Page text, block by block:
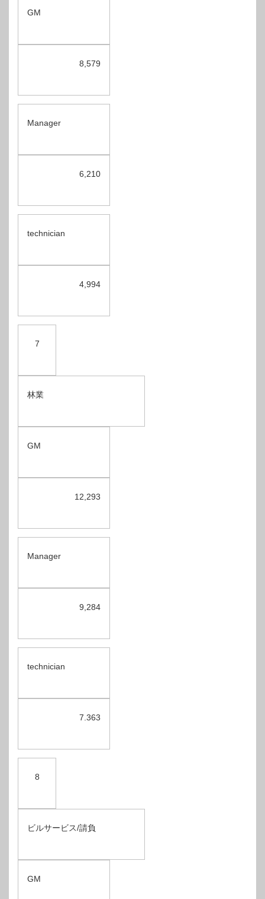
GM
8,579
Manager
6,210
technician
4,994
7
林業
GM
12,293
Manager
9,284
technician
7.363
8
ビルサービス/請負
GM